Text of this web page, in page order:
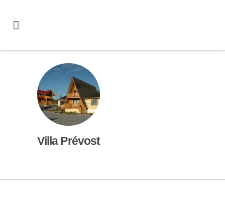
Villa Prévost